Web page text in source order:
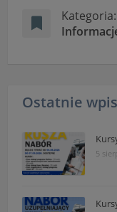
Kategoria:
Ostatnie
5